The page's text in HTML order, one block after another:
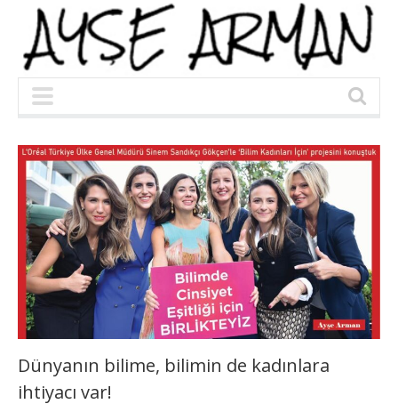
Dünyanın bilime, bilimin de kadınlara
ihtiyacı var!